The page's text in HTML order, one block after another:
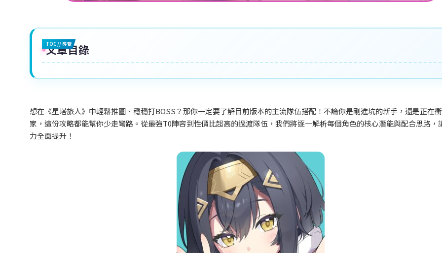
TOC // 導覽
文章目錄
想在《星塔旅人》中輕鬆推圖、穩穩打BOSS？那你一定要了解目前版本的主流隊伍搭配！不論你是剛進坑的新手，還是正在
家，這份攻略都能幫你少走彎路。從最強T0陣容到性價比超高的過渡隊伍，我們將逐一解析每個角色的核心潛能與配合思路，
力全面提升！